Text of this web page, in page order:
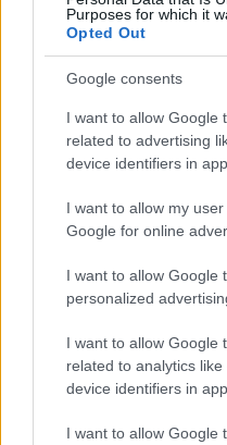
Purposes for which it
Opted Out
Google consents
I want to allow Google
related to advertising
device identifiers in
I want to allow my
Google for online
I want to allow Google
personalized
I want to allow Google
related to analytics
device identifiers in
I want to allow Google
Hogyan
MI-fotókat?
Hany Farid
és
digitális képek és
hitelesítésével. A